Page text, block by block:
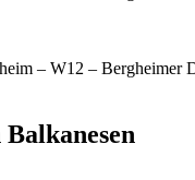
– W12 – Bergheimer